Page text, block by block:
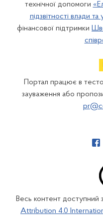
технічної допомоги
підзвітності влади
фінансової підтримки
Портал працює в
зауваження або
Весь контент доступний
Attribution 4.0